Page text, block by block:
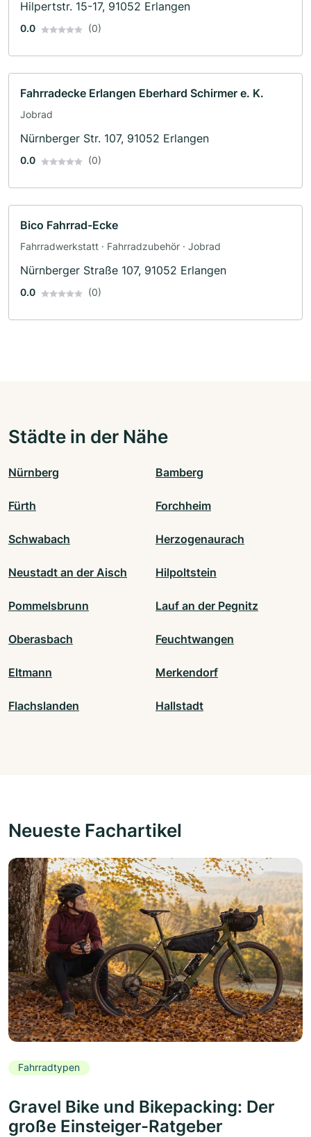
Hilpertstr. 15-17, 91052 Erlangen
0.0 (0)
Fahrradecke Erlangen Eberhard Schirmer e. K.
Jobrad
Nürnberger Str. 107, 91052 Erlangen
0.0 (0)
Bico Fahrrad-Ecke
Fahrradwerkstatt · Fahrradzubehör · Jobrad
Nürnberger Straße 107, 91052 Erlangen
0.0 (0)
Städte in der Nähe
Nürnberg Bamberg
Fürth Forchheim
Schwabach Herzogenaurach
Neustadt an der Aisch Hilpoltstein
Pommelsbrunn Lauf an der Pegnitz
Oberasbach Feuchtwangen
Eltmann Merkendorf
Flachslanden Hallstadt
Neueste Fachartikel
Fahrradtypen
Gravel Bike und Bikepacking: Der
große Einsteiger-Ratgeber